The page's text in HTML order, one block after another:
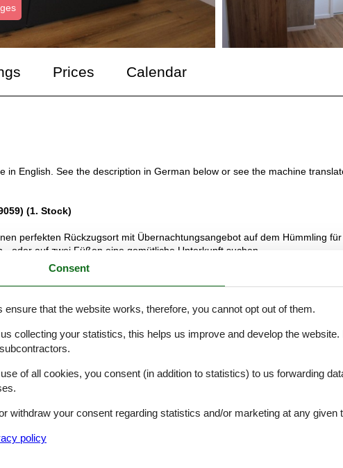
Prices Calendar
in English. See the description in German below or see the machine
(1. Stock)
perfekten Rückzugsort mit Übernachtungsangebot auf dem Hümmling
oder auf zwei Füßen eine gemütliche Unterkunft suchen.
perfekten Rückzugsort mit Übernachtungsangebot auf dem Hümmling für
oder auf zwei Füßen eine gemütliche Unterkunft suchen.
Doppelzimmer, die speziell für unsere Gäste konzipiert wurden. Jedes
einem langen Tag entspannen und erholen können.
ein köstliches Frühstück oder ein reichhaltiges Frühstücksbuffet im
mit frischen Brötchen, regionalen Spezialitäten und aromatischem Kaffee
ideale Ausgangspunkt für Ihre Erkundungen in dieser Region. Besuchen
Consent
ensure that the website works, therefore, you cannot opt out of them.
collecting your statistics, this helps us improve and develop the
of all cookies, you consent (in addition to statistics) to us forwarding
withdraw your consent regarding statistics and/or marketing at any given
policy